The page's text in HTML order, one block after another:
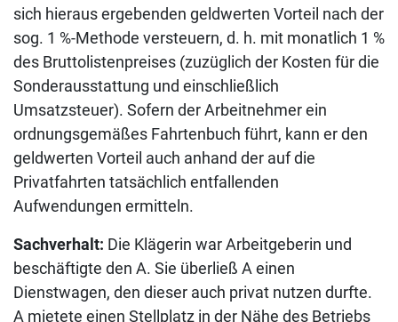
sich hieraus ergebenden geldwerten Vorteil nach der
sog. 1 %-Methode versteuern, d. h. mit monatlich 1 %
des Bruttolistenpreises (zuzüglich der Kosten für die
Sonderausstattung und einschließlich
Umsatzsteuer). Sofern der Arbeitnehmer ein
ordnungsgemäßes Fahrtenbuch führt, kann er den
geldwerten Vorteil auch anhand der auf die
Privatfahrten tatsächlich entfallenden
Aufwendungen ermitteln.
Sachverhalt: Die Klägerin war Arbeitgeberin und
beschäftigte den A. Sie überließ A einen
Dienstwagen, den dieser auch privat nutzen durfte.
A mietete einen Stellplatz in der Nähe des Betriebs